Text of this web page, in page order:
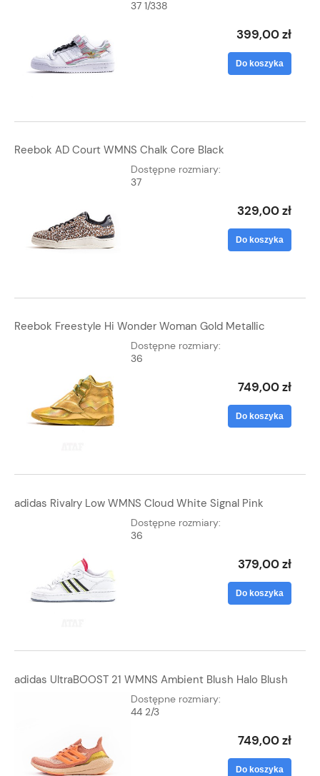
37 1/338
399,00 zł
Do koszyka
Reebok AD Court WMNS Chalk Core Black
Dostępne rozmiary:
37
329,00 zł
Do koszyka
Reebok Freestyle Hi Wonder Woman Gold Metallic
Dostępne rozmiary:
36
749,00 zł
Do koszyka
adidas Rivalry Low WMNS Cloud White Signal Pink
Dostępne rozmiary:
36
379,00 zł
Do koszyka
adidas UltraBOOST 21 WMNS Ambient Blush Halo Blush
Dostępne rozmiary:
44 2/3
749,00 zł
Do koszyka